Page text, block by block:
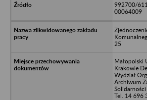
992700/
00064009
25
Małopolski
Krakowie
Wydział
Archiwum
Tel. 14 696